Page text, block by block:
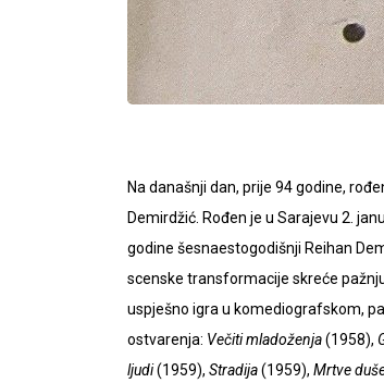
Na današnji dan, prije 94 godine,
Demirdžić. Rođen je u Sarajevu 2.
godine šesnaestogodišnji Reihan
scenske transformacije skreće
uspješno igra u komediografskom,
ostvarenja: Večiti mladoženja(1958),
ljudi(1959), Stradija(1959), Mrtve